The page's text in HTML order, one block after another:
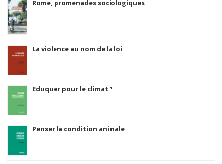
Rome, promenades sociologiques
La violence au nom de la loi
Eduquer pour le climat ?
Penser la condition animale